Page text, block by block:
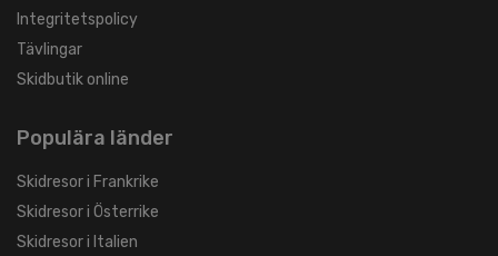
Integritetspolicy
Tävlingar
Skidbutik online
Populära länder
Skidresor i Frankrike
Skidresor i Österrike
Skidresor i Italien